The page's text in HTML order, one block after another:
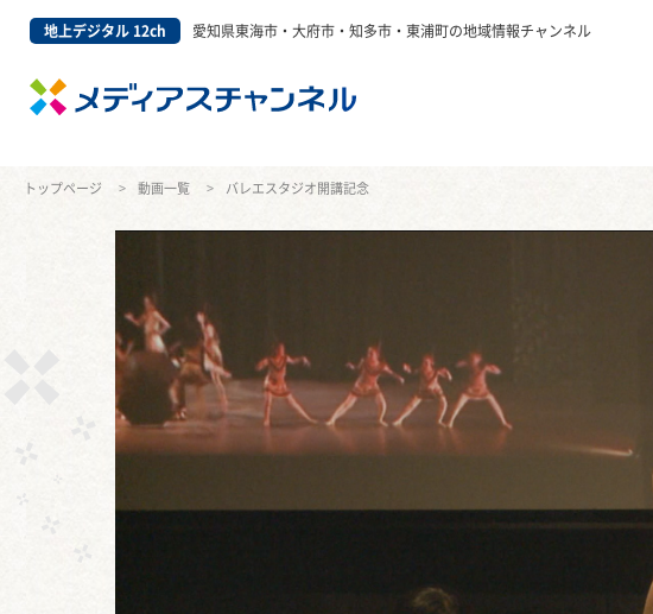
地上デジタル 12ch 愛知県東海市・大府市・知多市・東浦町の地域情報チャンネル
トップページ 動画一覧 バレエスタジオ開講記念